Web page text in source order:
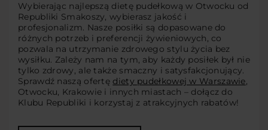
Wybierając najlepszą dietę pudełkową w Otwocku od
Republiki Smakoszy, wybierasz jakość i
profesjonalizm. Nasze posiłki są dopasowane do
różnych potrzeb i preferencji żywieniowych, co
pozwala na utrzymanie zdrowego stylu życia bez
wysiłku. Zależy nam na tym, aby każdy posiłek był nie
tylko zdrowy, ale także smaczny i satysfakcjonujący.
Sprawdź naszą ofertę diety pudełkowej w Warszawie,
Otwocku, Krakowie i innych miastach – dołącz do
Klubu Republiki i korzystaj z atrakcyjnych rabatów!